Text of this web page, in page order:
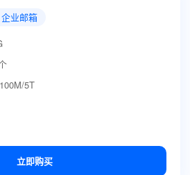
业邮箱
5T
立即购买